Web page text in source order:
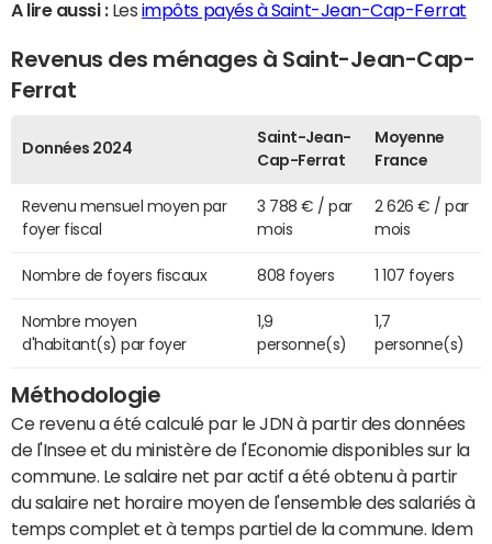
A lire aussi :Les impôts payés à Saint-Jean-Cap-Ferrat
Revenus des ménages à Saint-Jean-Cap-
Ferrat
Données 2024
Saint-Jean-
Cap-Ferrat
Moyenne
France
Revenu mensuel moyen par
foyer fiscal
3 788 € / par
mois
2 626 € / par
mois
Nombre de foyers fiscaux 808 foyers 1 107 foyers
Nombre moyen
d'habitant(s) par foyer
1,9
personne(s)
1,7
personne(s)
Méthodologie
Ce revenu a été calculé par le JDN à partir des données
de l'Insee et du ministère de l'Economie disponibles sur la
commune. Le salaire net par actif a été obtenu à partir
du salaire net horaire moyen de l'ensemble des salariés à
temps complet et à temps partiel de la commune. Idem